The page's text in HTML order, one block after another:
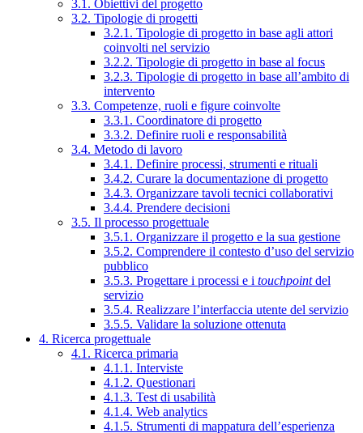
3.1. Obiettivi del progetto
3.2. Tipologie di progetti
3.2.1. Tipologie di progetto in base agli attori
coinvolti nel servizio
3.2.2. Tipologie di progetto in base al focus
3.2.3. Tipologie di progetto in base all’ambito di
intervento
3.3. Competenze, ruoli e figure coinvolte
3.3.1. Coordinatore di progetto
3.3.2. Definire ruoli e responsabilità
3.4. Metodo di lavoro
3.4.1. Definire processi, strumenti e rituali
3.4.2. Curare la documentazione di progetto
3.4.3. Organizzare tavoli tecnici collaborativi
3.4.4. Prendere decisioni
3.5. Il processo progettuale
3.5.1. Organizzare il progetto e la sua gestione
3.5.2. Comprendere il contesto d’uso del servizio
pubblico
3.5.3. Progettare i processi e i touchpointdel
servizio
3.5.4. Realizzare l’interfaccia utente del servizio
3.5.5. Validare la soluzione ottenuta
4. Ricerca progettuale
4.1. Ricerca primaria
4.1.1. Interviste
4.1.2. Questionari
4.1.3. Test di usabilità
4.1.4. Web analytics
4.1.5. Strumenti di mappatura dell’esperienza